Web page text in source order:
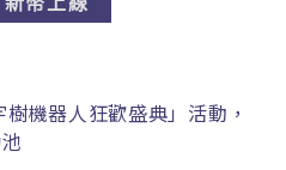
機器人狂歡盛典」活動，